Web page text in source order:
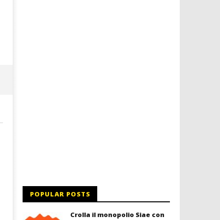
POPULAR POSTS
Crolla il monopolio Siae con